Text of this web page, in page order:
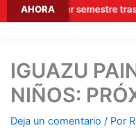
AHORAsemestre tras la
IGUAZU
NIÑOS:
Deja un comentario / Por